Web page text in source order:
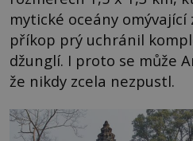
mytické oceány
příkop prý uchránil
džunglí. I proto se může
že nikdy zcela nezpustl.